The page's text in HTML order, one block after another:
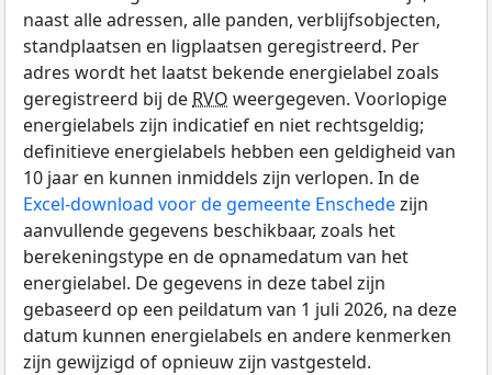
naast alle adressen, alle panden, verblijfsobjecten,
standplaatsen en ligplaatsen geregistreerd. Per
adres wordt het laatst bekende energielabel zoals
geregistreerd bij de RVO weergegeven. Voorlopige
energielabels zijn indicatief en niet rechtsgeldig;
definitieve energielabels hebben een geldigheid van
10 jaar en kunnen inmiddels zijn verlopen. In de
Excel-download voor de gemeente Enschedezijn
aanvullende gegevens beschikbaar, zoals het
berekeningstype en de opnamedatum van het
energielabel. De gegevens in deze tabel zijn
gebaseerd op een peildatum van 1 juli 2026, na deze
datum kunnen energielabels en andere kenmerken
zijn gewijzigd of opnieuw zijn vastgesteld.